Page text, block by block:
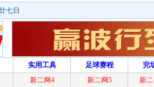
七日
实用工具 足球赛程
完
新二网4 新二网5 新